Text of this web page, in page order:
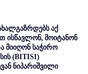
აქ
ისწავლონ, მოიტანონ
მიიღონ საჭირო
(BITISI)
ნიპარიშვილი